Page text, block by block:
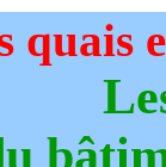
quais